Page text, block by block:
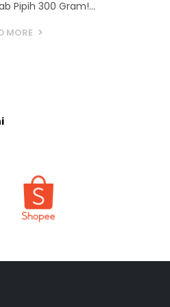
Pipih 300 Gram!...
MORE